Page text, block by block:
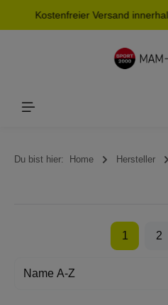
springen
Kostenfreier Versand
Du bist hier: Home Hersteller
1 2